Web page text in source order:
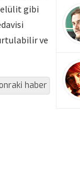
gibi
ve
haber